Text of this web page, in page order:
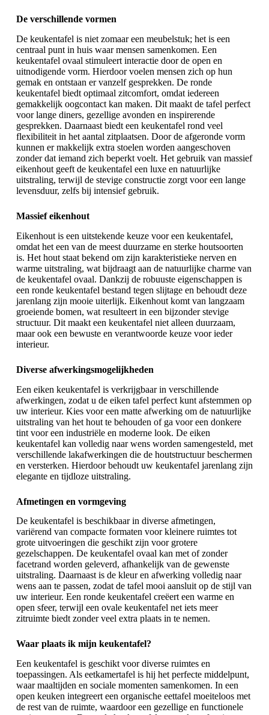
De verschillende vormen
De keukentafel is niet zomaar een meubelstuk; het is een
centraal punt in huis waar mensen samenkomen. Een
keukentafel ovaal stimuleert interactie door de open en
uitnodigende vorm. Hierdoor voelen mensen zich op hun
gemak en ontstaan er vanzelf gesprekken. De ronde
keukentafel biedt optimaal zitcomfort, omdat iedereen
gemakkelijk oogcontact kan maken. Dit maakt de tafel perfect
voor lange diners, gezellige avonden en inspirerende
gesprekken. Daarnaast biedt een keukentafel rond veel
flexibiliteit in het aantal zitplaatsen. Door de afgeronde vorm
kunnen er makkelijk extra stoelen worden aangeschoven
zonder dat iemand zich beperkt voelt. Het gebruik van massief
eikenhout geeft de keukentafel een luxe en natuurlijke
uitstraling, terwijl de stevige constructie zorgt voor een lange
levensduur, zelfs bij intensief gebruik.
Massief eikenhout
Eikenhout is een uitstekende keuze voor een keukentafel,
omdat het een van de meest duurzame en sterke houtsoorten
is. Het hout staat bekend om zijn karakteristieke nerven en
warme uitstraling, wat bijdraagt aan de natuurlijke charme van
de keukentafel ovaal. Dankzij de robuuste eigenschappen is
een ronde keukentafel bestand tegen slijtage en behoudt deze
jarenlang zijn mooie uiterlijk. Eikenhout komt van langzaam
groeiende bomen, wat resulteert in een bijzonder stevige
structuur. Dit maakt een keukentafel niet alleen duurzaam,
maar ook een bewuste en verantwoorde keuze voor ieder
interieur.
Diverse afwerkingsmogelijkheden
Een eiken keukentafel is verkrijgbaar in verschillende
afwerkingen, zodat u de eiken tafel perfect kunt afstemmen op
uw interieur. Kies voor een matte afwerking om de natuurlijke
uitstraling van het hout te behouden of ga voor een donkere
tint voor een industriële en moderne look. De eiken
keukentafel kan volledig naar wens worden samengesteld, met
verschillende lakafwerkingen die de houtstructuur beschermen
en versterken. Hierdoor behoudt uw keukentafel jarenlang zijn
elegante en tijdloze uitstraling.
Afmetingen en vormgeving
De keukentafel is beschikbaar in diverse afmetingen,
variërend van compacte formaten voor kleinere ruimtes tot
grote uitvoeringen die geschikt zijn voor grotere
gezelschappen. De keukentafel ovaal kan met of zonder
facetrand worden geleverd, afhankelijk van de gewenste
uitstraling. Daarnaast is de kleur en afwerking volledig naar
wens aan te passen, zodat de tafel mooi aansluit op de stijl van
uw interieur. Een ronde keukentafel creëert een warme en
open sfeer, terwijl een ovale keukentafel net iets meer
zitruimte biedt zonder veel extra plaats in te nemen.
Waar plaats ik mijn keukentafel?
Een keukentafel is geschikt voor diverse ruimtes en
toepassingen. Als eetkamertafel is hij het perfecte middelpunt,
waar maaltijden en sociale momenten samenkomen. In een
open keuken integreert een organische eettafel moeiteloos met
de rest van de ruimte, waardoor een gezellige en functionele